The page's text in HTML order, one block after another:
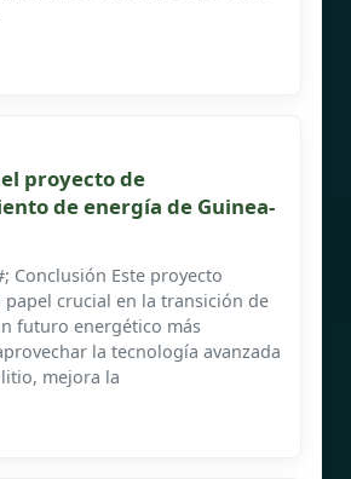
proyecto de
de energía de Guinea-
Conclusión Este proyecto
papel crucial en la transición de
futuro energético más
la tecnología avanzada
mejora la